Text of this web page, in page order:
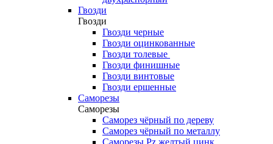
Гвозди
Гвозди
Гвозди черные
Гвозди оцинкованные
Гвозди толевые
Гвозди финишные
Гвозди винтовые
Гвозди ершенные
Саморезы
Саморезы
Саморез чёрный по дереву
Саморез чёрный по металлу
Саморезы Pz желтый цинк